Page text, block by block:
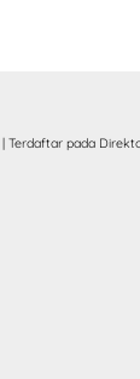
Terdaftar pada